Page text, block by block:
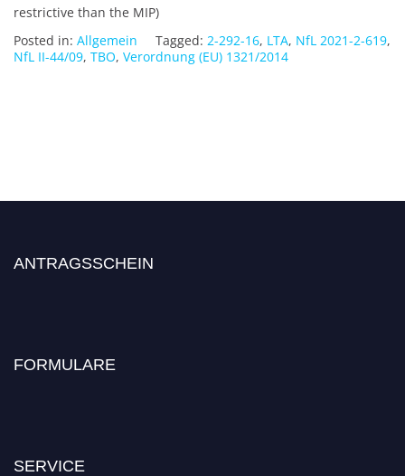
restrictive than the MIP)
Posted in: Allgemein Tagged: 2-292-16, LTA, NfL 2021-2-619,
NfL II-44/09, TBO, Verordnung (EU) 1321/2014
ANTRAGSSCHEIN
FORMULARE
SERVICE